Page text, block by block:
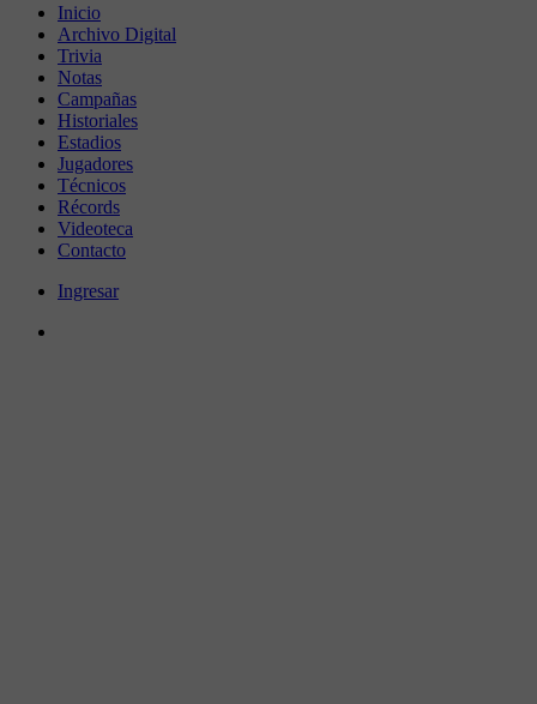
Inicio
Archivo Digital
Trivia
Notas
Campañas
Historiales
Estadios
Jugadores
Técnicos
Récords
Videoteca
Contacto
Ingresar